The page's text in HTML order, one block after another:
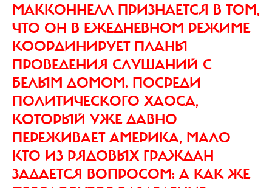
МАККОННЕЛЛ ПРИЗНАЕТСЯ В ТОМ,
ЧТО ОН В ЕЖЕДНЕВНОМ РЕЖИМЕ
КООРДИНИРУЕТ ПЛАНЫ
ПРОВЕДЕНИЯ СЛУШАНИЙ С
БЕЛЫМ ДОМОМ. ПОСРЕДИ
ПОЛИТИЧЕСКОГО ХАОСА,
КОТОРЫЙ УЖЕ ДАВНО
ПЕРЕЖИВАЕТ АМЕРИКА, МАЛО
КТО ИЗ РЯДОВЫХ ГРАЖДАН
ЗАДАЕТСЯ ВОПРОСОМ: А КАК ЖЕ